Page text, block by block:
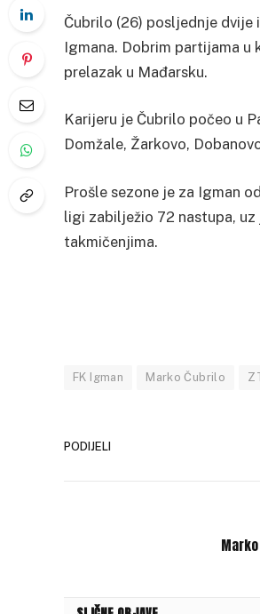
Čubrilo (26) posljednje dvije
Igmana. Dobrim partijama u
prelazak u Mađarsku.
Karijeru je Čubrilo počeo u
Domžale, Žarkovo,
Prošle sezone je za Igman
ligi zabilježio 72 nastupa, uz
takmičenjima.
FK Igman Marko Čubrilo
PODIJELI